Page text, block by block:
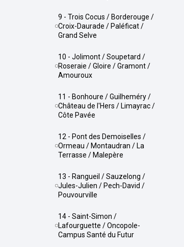
9 - Trois Cocus / Borderouge /
Croix-Daurade / Paléficat /
Grand Selve
10 - Jolimont / Soupetard /
Roseraie / Gloire / Gramont /
Amouroux
11 - Bonhoure / Guilheméry /
Château de l'Hers / Limayrac /
Côte Pavée
12 - Pont des Demoiselles /
Ormeau / Montaudran / La
Terrasse / Malepère
13 - Rangueil / Sauzelong /
Jules-Julien / Pech-David /
Pouvourville
14 - Saint-Simon /
Lafourguette / Oncopole-
Campus Santé du Futur